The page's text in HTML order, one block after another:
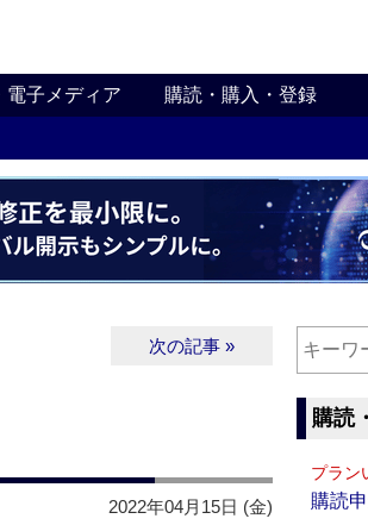
電子メディア 購読・購入・登録
次の記事 »
2022年04月15日 (金)
購読
プラン
購読